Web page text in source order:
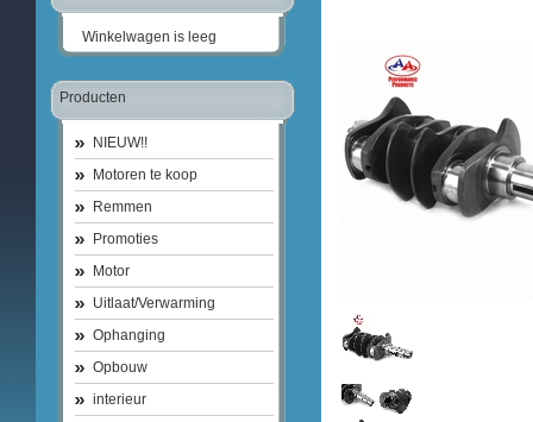
Winkelwagen is leeg
Producten
NIEUW!!
Motoren te koop
Remmen
Promoties
Motor
Uitlaat/Verwarming
Ophanging
Opbouw
interieur